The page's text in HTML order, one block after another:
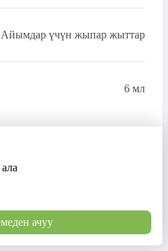
Айымдар үчүн жыпар жыттар
6 мл
ачуу